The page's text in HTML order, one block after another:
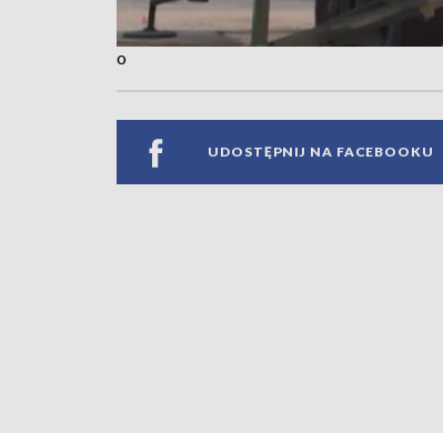
o
UDOSTĘPNIJ NA FACEBOOKU